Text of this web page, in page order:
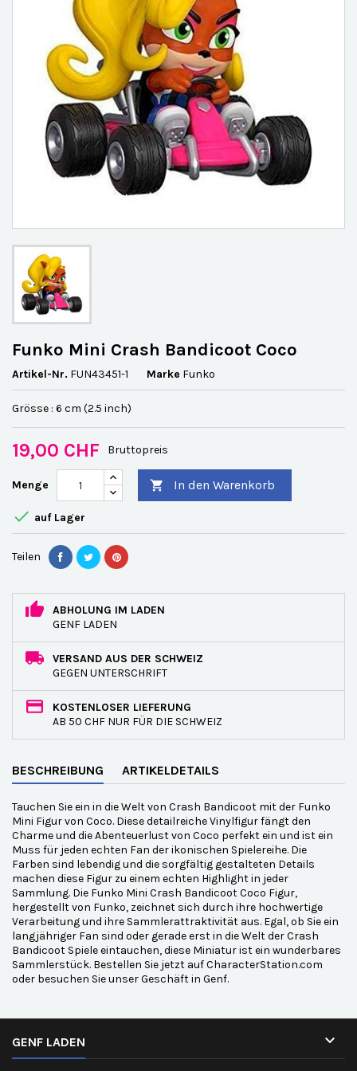
Funko Mini Crash Bandicoot Coco
Artikel-Nr. FUN43451-1 Marke Funko
Grösse : 6 cm (2.5 inch)
19,00 CHF Bruttopreis
Menge  In den Warenkorb
 auf Lager
Teilen
ABHOLUNG IM LADEN
GENF LADEN
VERSAND AUS DER SCHWEIZ
GEGEN UNTERSCHRIFT
KOSTENLOSER LIEFERUNG
AB 50 CHF NUR FÜR DIE SCHWEIZ
BESCHREIBUNG ARTIKELDETAILS
Tauchen Sie ein in die Welt von Crash Bandicoot mit der Funko
Mini Figur von Coco. Diese detailreiche Vinylfigur fängt den
Charme und die Abenteuerlust von Coco perfekt ein und ist ein
Muss für jeden echten Fan der ikonischen Spielereihe. Die
Farben sind lebendig und die sorgfältig gestalteten Details
machen diese Figur zu einem echten Highlight in jeder
Sammlung. Die Funko Mini Crash Bandicoot Coco Figur,
hergestellt von Funko, zeichnet sich durch ihre hochwertige
Verarbeitung und ihre Sammlerattraktivität aus. Egal, ob Sie ein
langjähriger Fan sind oder gerade erst in die Welt der Crash
Bandicoot Spiele eintauchen, diese Miniatur ist ein wunderbares
Sammlerstück. Bestellen Sie jetzt auf CharacterStation.com
oder besuchen Sie unser Geschäft in Genf.
GENF LADEN 